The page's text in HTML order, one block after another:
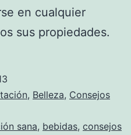
en cualquier
sus propiedades.
, Belleza, Consejos
sana, bebidas, consejos